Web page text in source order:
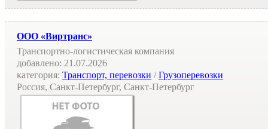
ООО «Виртранс»
Транспортно-логистическая компания
добавлено: 21.07.2026
категория: Транспорт, перевозки /Грузоперевозки
Россия, Санкт-Петербург, Санкт-Петербург